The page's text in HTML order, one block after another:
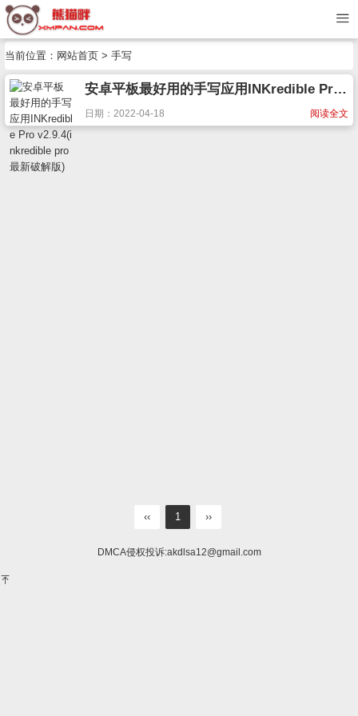
当前位置： 网站首页 > 手写
安卓平板最好用的手写应用INKredible Pro v2.9.4(inkredible pro最新破解版)
阅读全文
日期：2022-04-18
‹‹ 1 ››
DMCA侵权投诉:akdlsa12@gmail.com